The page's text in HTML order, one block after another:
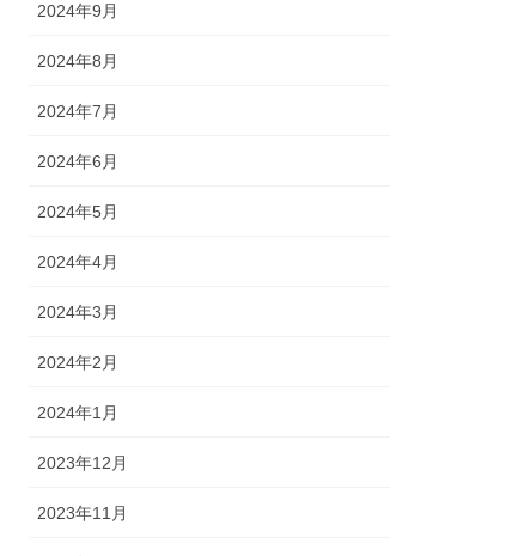
2024年9月
2024年8月
2024年7月
2024年6月
2024年5月
2024年4月
2024年3月
2024年2月
2024年1月
2023年12月
2023年11月